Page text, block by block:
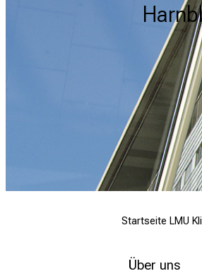
Startseite LMU
Über uns
Pflegewissenschaft
begeistern – ganz
unverbindlich und
ohne Anmeldung.
mehr Informationen